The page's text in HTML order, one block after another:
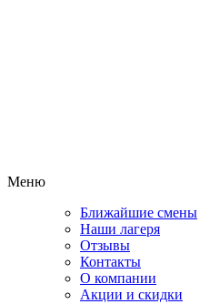
Меню
Ближайшие смены
Наши лагеря
Отзывы
Контакты
О компании
Акции и скидки